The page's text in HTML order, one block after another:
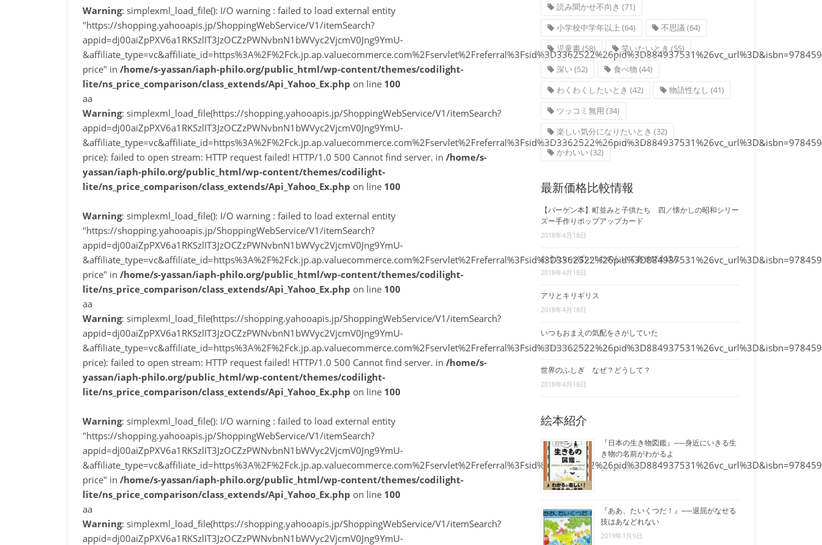
Warning: simplexml_load_file(): I/O warning : failed to load external entity
"https://shopping.yahooapis.jp/ShoppingWebService/V1/itemSearch?
appid=dj00aiZpPXV6a1RKSzlIT3JzOCZzPWNvbnN1bWVyc2VjcmV0Jng9YmU-
price" in /home/s-yassan/iaph-philo.org/public_html/wp-content/themes/codilight-
lite/ns_price_comparison/class_extends/Api_Yahoo_Ex.php on line 100
aa
Warning: simplexml_load_file(https://shopping.yahooapis.jp/ShoppingWebService/V1/itemSearch?
appid=dj00aiZpPXV6a1RKSzlIT3JzOCZzPWNvbnN1bWVyc2VjcmV0Jng9YmU-
price): failed to open stream: HTTP request failed! HTTP/1.0 500 Cannot find server. in /home/s-
yassan/iaph-philo.org/public_html/wp-content/themes/codilight-
lite/ns_price_comparison/class_extends/Api_Yahoo_Ex.php on line 100
Warning: simplexml_load_file(): I/O warning : failed to load external entity
"https://shopping.yahooapis.jp/ShoppingWebService/V1/itemSearch?
appid=dj00aiZpPXV6a1RKSzlIT3JzOCZzPWNvbnN1bWVyc2VjcmV0Jng9YmU-
price" in /home/s-yassan/iaph-philo.org/public_html/wp-content/themes/codilight-
lite/ns_price_comparison/class_extends/Api_Yahoo_Ex.php on line 100
aa
Warning: simplexml_load_file(https://shopping.yahooapis.jp/ShoppingWebService/V1/itemSearch?
appid=dj00aiZpPXV6a1RKSzlIT3JzOCZzPWNvbnN1bWVyc2VjcmV0Jng9YmU-
price): failed to open stream: HTTP request failed! HTTP/1.0 500 Cannot find server. in /home/s-
yassan/iaph-philo.org/public_html/wp-content/themes/codilight-
lite/ns_price_comparison/class_extends/Api_Yahoo_Ex.php on line 100
Warning: simplexml_load_file(): I/O warning : failed to load external entity
"https://shopping.yahooapis.jp/ShoppingWebService/V1/itemSearch?
appid=dj00aiZpPXV6a1RKSzlIT3JzOCZzPWNvbnN1bWVyc2VjcmV0Jng9YmU-
price" in /home/s-yassan/iaph-philo.org/public_html/wp-content/themes/codilight-
lite/ns_price_comparison/class_extends/Api_Yahoo_Ex.php on line 100
aa
Warning: simplexml_load_file(https://shopping.yahooapis.jp/ShoppingWebService/V1/itemSearch?
appid=dj00aiZpPXV6a1RKSzlIT3JzOCZzPWNvbnN1bWVyc2VjcmV0Jng9YmU-
読み聞かせ不向き (71)
小学校中学年以上 (64) 不思議(64)
児童書(58) 笑いたいとき (55)
深い(52) 食べ物 (44)
わくわくしたいとき (42) 物語性なし (41)
ツッコミ無用 (34)
楽しい気分になりたいとき (32)
かわいい(32)
最新価格比較情報
【バーゲン本】町並みと子供たち 四／懐かしの昭和シリー
ズー手作りポップアップカード
2018年4月18日
おうたいっぱい！たのしいてあそびえほん
2018年4月18日
アリとキリギリス
2018年4月18日
いつもおまえの気配をさがしていた
2018年4月18日
世界のふしぎ なぜ？どうして？
2018年4月18日
絵本紹介
『日本の生き物図鑑』──身近にいきる生
き物の名前がわかるよ
2019年3月3日
『ああ、たいくつだ！』──退屈がなせる
技はあなどれない
2019年1月9日